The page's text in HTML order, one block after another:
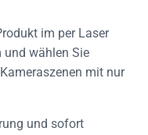
im per Laser
und wählen Sie
mit nur
und sofort